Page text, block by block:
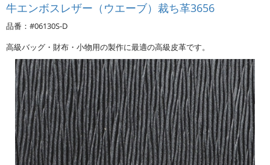
ド
ッ
ト・
ジ
ェ
ー
ピ
ー
牛エンボスレザー（ウエーブ）裁ち革3656
品番：#06130S-D
高級バッグ・財布・小物用の製作に最適の高級皮革です。